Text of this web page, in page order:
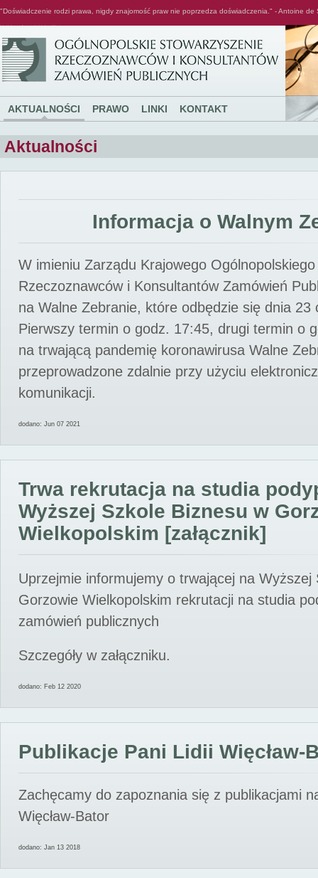
"Doświadczenie rodzi prawa, nigdy znajomość praw nie poprzedza doświadczenia." - Antoine de
AKTUALNOŚCI PRAWO LINKI KONTAKT
Aktualności
Informacja o Walnym
W imieniu Zarządu Krajowego
Rzeczoznawców i Konsultantów Zamówień
na Walne Zebranie, które odbędzie się dnia 23
Pierwszy termin o godz. 17:45, drugi termin o
na trwającą pandemię koronawirusa Walne
przeprowadzone zdalnie przy użyciu
komunikacji.
dodano: Jun 07 2021
Trwa rekrutacja na studia
Wyższej Szkole Biznesu w
Wielkopolskim [załącznik]
Uprzejmie informujemy o trwającej na Wyższej
Gorzowie Wielkopolskim rekrutacji na studia
zamówień publicznych
Szczegóły w załączniku.
dodano: Feb 12 2020
Publikacje Pani Lidii Więcław-
Zachęcamy do zapoznania się z publikacjami
Więcław-Bator
dodano: Jan 13 2018